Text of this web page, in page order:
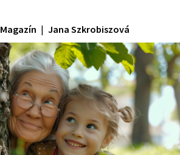
Magazín | Jana Szkrobiszová